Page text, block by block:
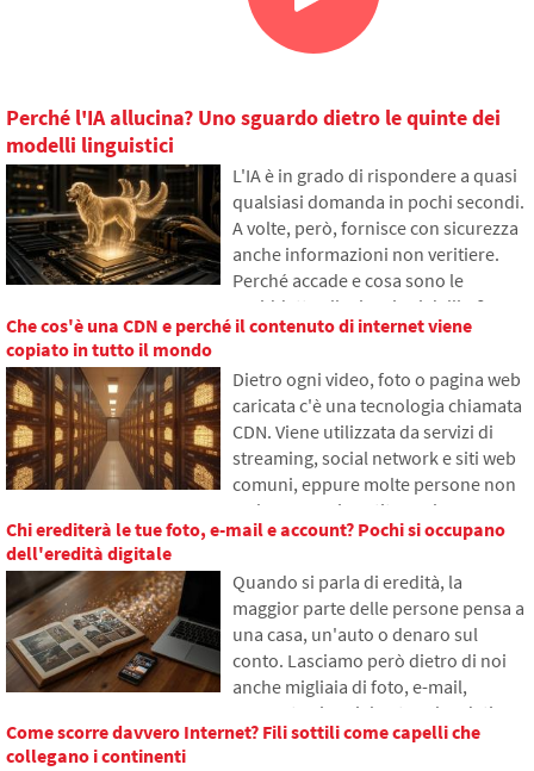
Perché l'IA allucina? Uno sguardo dietro le quinte dei
modelli linguistici
L'IA è in grado di rispondere a quasi
qualsiasi domanda in pochi secondi.
A volte, però, fornisce con sicurezza
anche informazioni non veritiere.
Perché accade e cosa sono le
cosiddette allucinazioni dell'IA?
Nell'articolo spiegheremo come
linguistici, perché a volte generano
risposte false e come i
programmatori cercano di ridurre
gradualmente questo problema.
Che cos'è una CDN e perché il contenuto di internet viene
copiato in tutto il mondo
Dietro ogni video, foto o pagina web
caricata c'è una tecnologia chiamata
CDN. Viene utilizzata da servizi di
streaming, social network e siti web
comuni, eppure molte persone non
ne hanno mai sentito parlare.
Nell'articolo spiegheremo cosa
funziona, perché il contenuto di
internet viene salvato in diverse parti
del mondo e perché senza essa
l'internet odierno difficilmente
funzionerebbe.
Chi erediterà le tue foto, e-mail e account? Pochi si occupano
dell'eredità digitale
Quando si parla di eredità, la
maggior parte delle persone pensa a
una casa, un'auto o denaro sul
conto. Lasciamo però dietro di noi
anche migliaia di foto, e-mail,
account sui social network o dati
salvati nel cloud. Cosa accadrà loro
Come scorre davvero Internet? Fili sottili come capelli che
collegano i continenti